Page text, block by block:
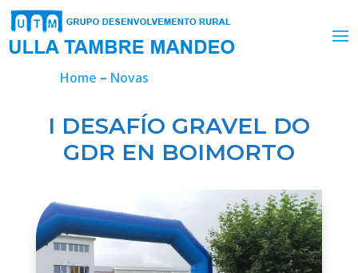
Home – Novas
I DESAFÍO GRAVEL DO
GDR EN BOIMORTO